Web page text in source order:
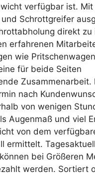
verfügbar ist. Mit
Schrottgreifer
direkt zu
erfahrenen
wie
für beide Seiten
Zusammenarbeit.
nach
von wenigen
Augenmaß und viel
von dem
ermittelt.
können bei Größeren
werden. Sortiert